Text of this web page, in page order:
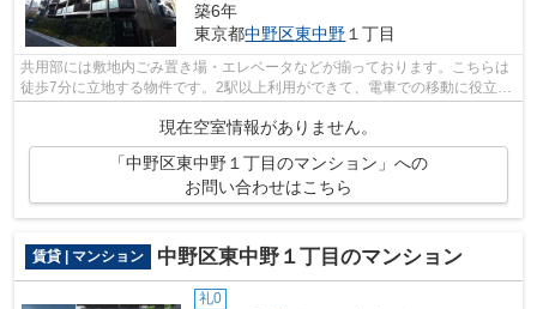
築6年
東京都中野区東中野１丁目
共用部には敷地内ごみ置き場・エレベータなどが揃っております。こちらは
徒歩7分に立地する物件です。2駅以上利用ができて、電車での移動に役立つ
現在空室情報がありません。
「中野区東中野１丁目のマンション」への
お問い合わせはこちら
賃貸 | マンション 中野区東中野１丁目のマンション
礼0